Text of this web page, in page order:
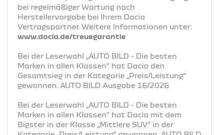
bei regelmäßiger Wartung nach
Herstellervorgabe bei Ihrem Dacia
Vertragspartner. Weitere Informationen unter:
www.dacia.de/treuegarantie
Bei der Leserwahl „AUTO BILD - Die besten
Marken in allen Klassen“ hat Dacia den
Gesamtsieg in der Kategorie „Preis/Leistung“
gewonnen. AUTO BILD Ausgabe 16/2026
Bei der Leserwahl „AUTO BILD - Die besten
Marken in allen Klassen“ hat Dacia mit dem
Bigster in der Klasse „Mittlere SUV“ in der